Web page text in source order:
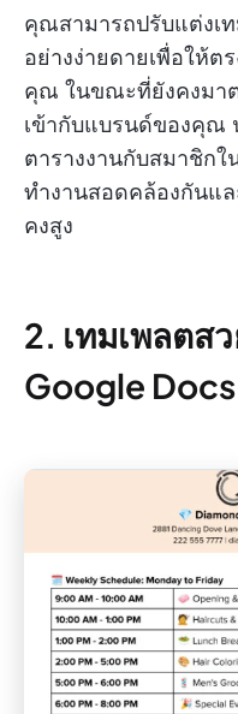
คุณสามารถปรับแต่งเ
อย่างง่ายดายเพื่อให้ต
คุณ ในขณะที่ยังคงมา
เข้ากับแบรนด์ของคุณ
ตารางงานกับสมาชิก
ทำงานสอดคล้องกันแ
คงสูง
2. เทมเพลตส
Google Docs